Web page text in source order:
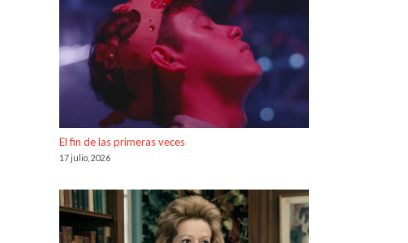
El fin de las primeras veces
17 julio, 2026